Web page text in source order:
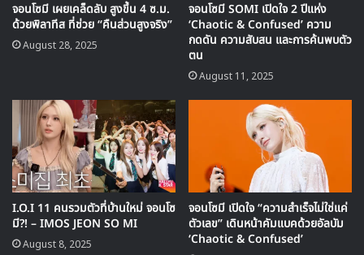
จอนโซมี เผยเคล็ดลับ สูงขึ้น 4 ซ.ม.
ด้วยพิลาทีส ที่ช่วย “คืนส่วนสูงจริง”
August 28, 2025
จอนโซมี SOMI เปิดใจ 2 ปีแห่ง
‘Chaotic & Confused’ ความ
กดดัน ความสับสน และการค้นพบตัว
ตน
August 11, 2025
I.O.I 11 คนรวมตัวที่บ้านใหม่ จอนโซ
มี?! – IMOS JEON SO MI
August 8, 2025
จอนโซมี เปิดใจ “ความสำเร็จไม่ใช่แค่
ตัวเลข” เดินหน้าคัมแบคด้วยอัลบัม
‘Chaotic & Confused’